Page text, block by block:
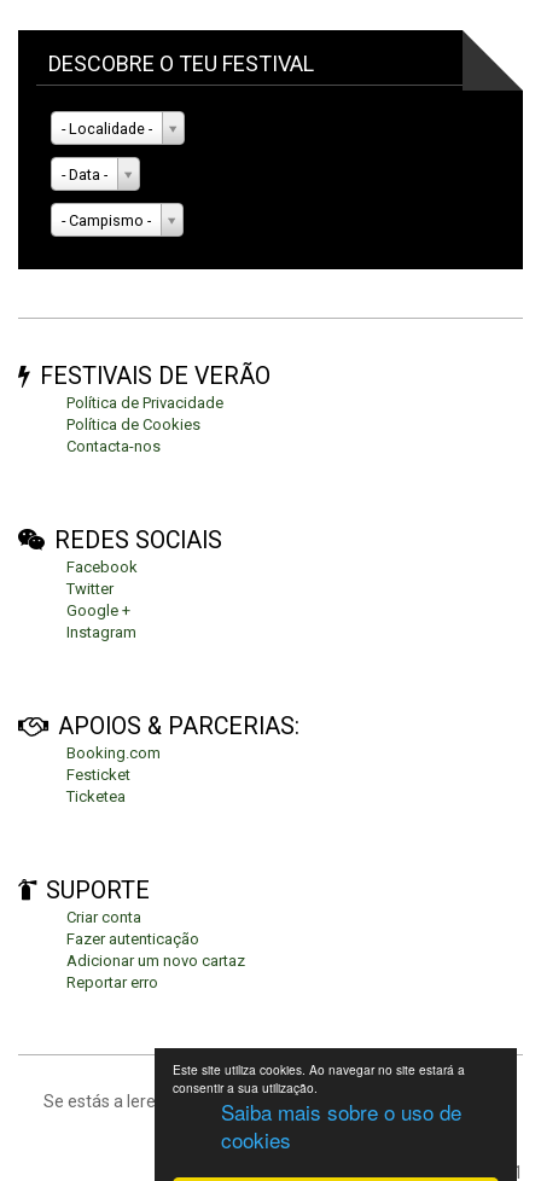
Este site utiliza cookies. Ao navegar no site estará a
consentir a sua utilização.
Saiba mais sobre o uso de
cookies
DESCOBRE O TEU FESTIVAL
- Localidade -
- Data -
- Campismo -
FESTIVAIS DE VERÃO
Política de Privacidade
Política de Cookies
Contacta-nos
REDES SOCIAIS
Facebook
Twitter
Google +
Instagram
APOIOS & PARCERIAS:
Booking.com
Festicket
Ticketea
SUPORTE
Criar conta
Fazer autenticação
Adicionar um novo cartaz
Reportar erro
Se estás a leres isto, significa que estás no fundo da página.
Festivais de Verão 2021